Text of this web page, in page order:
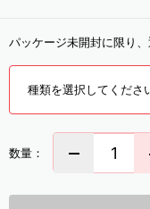
パッケージ未開封に限り、
種類を選択してくださ
数量：